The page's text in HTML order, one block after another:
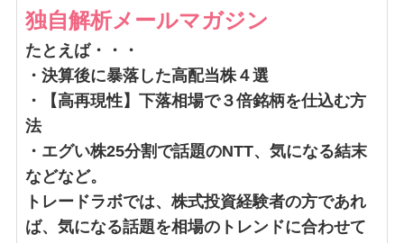
独自解析メールマガジン
たとえば・・・
・決算後に暴落した高配当株４選
・【高再現性】下落相場で３倍銘柄を仕込む方
法
・エグい株25分割で話題のNTT、気になる結末
などなど。
トレードラボでは、株式投資経験者の方であれ
ば、気になる話題を相場のトレンドに合わせて